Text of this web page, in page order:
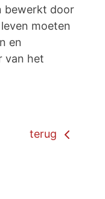
bewerkt door
moeten
en
van het
terug